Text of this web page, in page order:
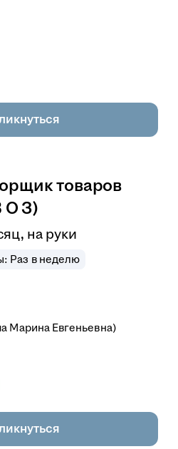
товаров
О З)
на руки
Раз в неделю
Марина Евгеньевна)